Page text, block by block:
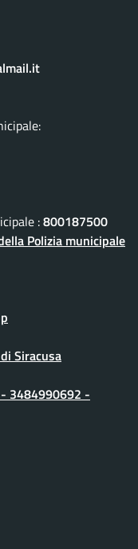
:800187500
Polizia municipale
Siracusa
3484990692 -